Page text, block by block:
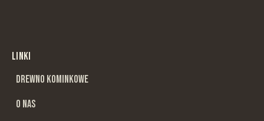
LINKI
DREWNO KOMINKOWE
O NAS